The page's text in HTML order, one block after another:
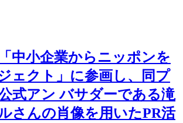
中⼩企業からニッポンを
ェクト」に参画し、同プ
式アン バサダーである滝
さんの肖像を⽤いたPR活